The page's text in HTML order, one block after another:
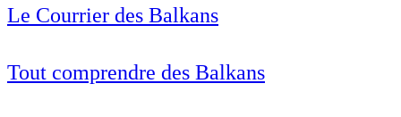
Le Courrier des Balkans
Tout comprendre des Balkans